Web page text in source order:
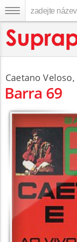
Caetano Veloso,
Barra 69